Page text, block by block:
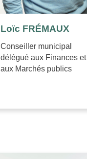
Loïc FRÉMAUX
Conseiller municipal
délégué aux Finances et
aux Marchés publics